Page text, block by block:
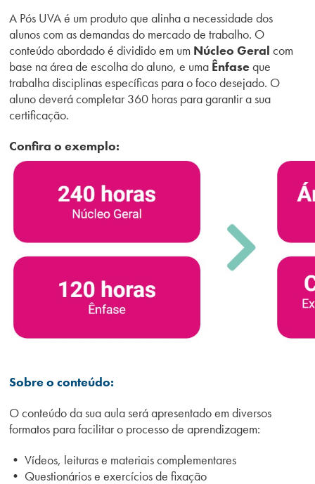
A Pós UVA é um produto que alinha a necessidade dos
alunos com as demandas do mercado de trabalho. O
conteúdo abordado é dividido em um Núcleo Geral com
base na área de escolha do aluno, e uma Ênfaseque
trabalha disciplinas específicas para o foco desejado. O
alunodeverácompletar 360 horas para garantir a sua
certificação.
Confira o exemplo:
Sobre o conteúdo:
O conteúdo da sua aula será apresentado em diversos
formatos para facilitar o processo de aprendizagem:
• Vídeos, leituras e materiais complementares
• Questionários e exercícios de fixação